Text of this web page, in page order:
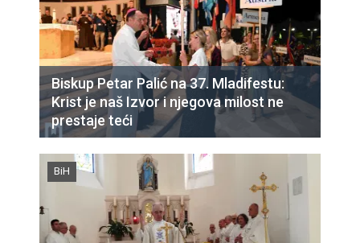
Biskup Petar Palić na 37. Mladifestu:
Krist je naš Izvor i njegova milost ne
prestaje teći
BiH